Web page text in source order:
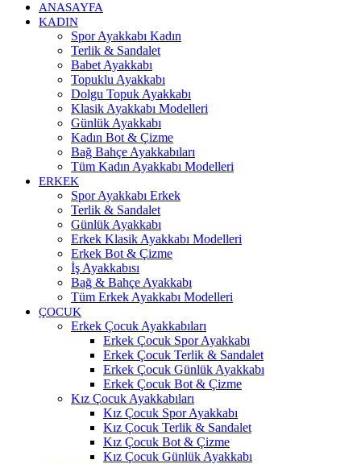
ANASAYFA
KADIN
Spor Ayakkabı Kadın
Terlik & Sandalet
Babet Ayakkabı
Topuklu Ayakkabı
Dolgu Topuk Ayakkabı
Klasik Ayakkabı Modelleri
Günlük Ayakkabı
Kadın Bot & Çizme
Bağ Bahçe Ayakkabıları
Tüm Kadın Ayakkabı Modelleri
ERKEK
Spor Ayakkabı Erkek
Terlik & Sandalet
Günlük Ayakkabı
Erkek Klasik Ayakkabı Modelleri
Erkek Bot & Çizme
İş Ayakkabısı
Bağ & Bahçe Ayakkabı
Tüm Erkek Ayakkabı Modelleri
ÇOCUK
Erkek Çocuk Ayakkabıları
Erkek Çocuk Spor Ayakkabı
Erkek Çocuk Terlik & Sandalet
Erkek Çocuk Günlük Ayakkabı
Erkek Çocuk Bot & Çizme
Kız Çocuk Ayakkabıları
Kız Çocuk Spor Ayakkabı
Kız Çocuk Terlik & Sandalet
Kız Çocuk Bot & Çizme
Kız Çocuk Günlük Ayakkabı